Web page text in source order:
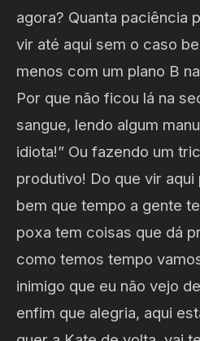
agora? Quanta paciência
vir até aqui sem o caso
menos com um plano B
Por que não ficou lá na
sangue, lendo algum
idiota!” Ou fazendo um
produtivo! Do que vir
bem que tempo a gente
poxa tem coisas que dá
como temos tempo
inimigo que eu não vejo
enfim que alegria, aqui